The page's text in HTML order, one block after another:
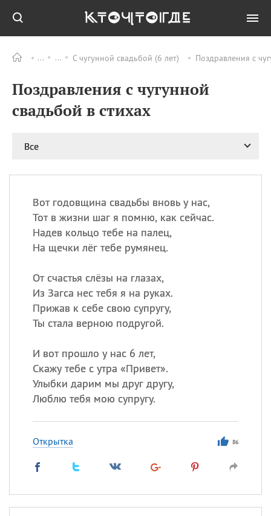
С чугунной свадьбой (6 лет) Поздравления с
Поздравления с чугунной
свадьбой в стихах
Все
Вот годовщина свадьбы вновь у нас,
Тот в жизни шаг я помню, как сейчас.
Надев кольцо тебе на палец,
На щечки лёг тебе румянец.
От счастья слёзы на глазах,
Из Загса нес тебя я на руках.
Прижав к себе свою супругу,
Ты стала верною подругой.
И вот прошло у нас 6 лет,
Скажу тебе с утра «Привет».
Улыбки дарим мы друг другу,
Люблю тебя мою супругу.
Открытка 86
ПРАЗДНИКИ Все
09.08 День памяти
великомученика и
Николая Чудотворца
11.08 День полета на
11.08 День Святой Клары —
покровительницы
телевидения
Сегодня празднуют именины
Герман
Анфиса
Посмотреть значение